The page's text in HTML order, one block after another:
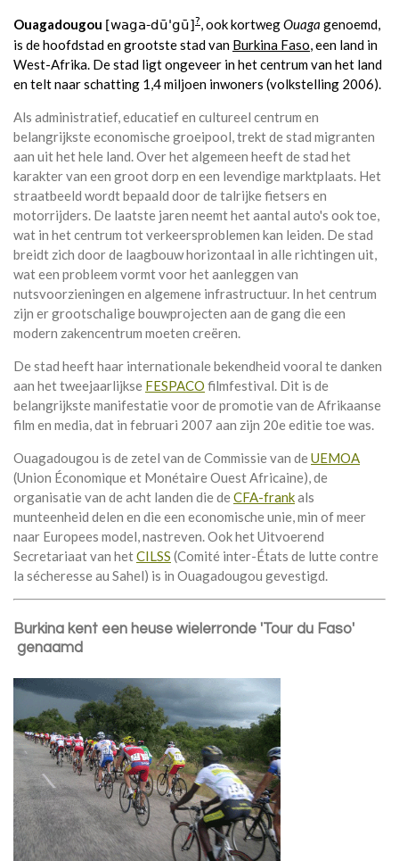
Ouagadougou [waga-dū'gū]? , ook kortwegOuaga genoemd,
is de hoofdstad en grootste stad van Burkina Faso , een land in
West-Afrika. De stad ligt ongeveer in het centrum van het land
en telt naar schatting 1,4 miljoen inwoners (volkstelling 2006).
Als administratief, educatief en cultureel centrum en
belangrijkste economische groeipool, trekt de stad migranten
aan uit het hele land. Over het algemeen heeft de stad het
karakter van een groot dorp en een levendige marktplaats. Het
straatbeeld wordt bepaald door de talrijke fietsers en
motorrijders. De laatste jaren neemt het aantal auto's ook toe,
wat in het centrum tot verkeersproblemen kan leiden. De stad
breidt zich door de laagbouw horizontaal in alle richtingen uit,
wat een probleem vormt voor het aanleggen van
nutsvoorzieningen en algemene infrastructuur. In het centrum
zijn er grootschalige bouwprojecten aan de gang die een
modern zakencentrum moeten creëren.
De stad heeft haar internationale bekendheid vooral te danken
aan het tweejaarlijkse FESPACO filmfestival. Dit is de
belangrijkste manifestatie voor de promotie van de Afrikaanse
film en media, dat in februari 2007 aan zijn 20e editie toe was.
Ouagadougou is de zetel van de Commissie van deUEMOA
(Union Économique et Monétaire Ouest Africaine), de
organisatie van de acht landen die deCFA-frankals
munteenheid delen en die een economische unie, min of meer
naar Europees model, nastreven. Ook het Uitvoerend
Secretariaat van hetCILSS (Comité inter-États de lutte contre
la sécheresse au Sahel) is in Ouagadougou gevestigd.
Burkina kent een heuse wielerronde 'Tour du Faso'
genaamd